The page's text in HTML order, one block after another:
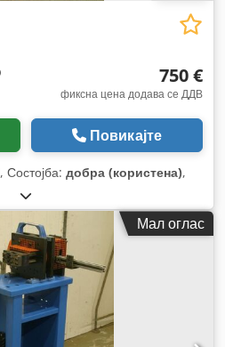
750 €
фиксна цена додава се ДДВ
Повикајте
, Состојба: добра (користена),
Мал оглас